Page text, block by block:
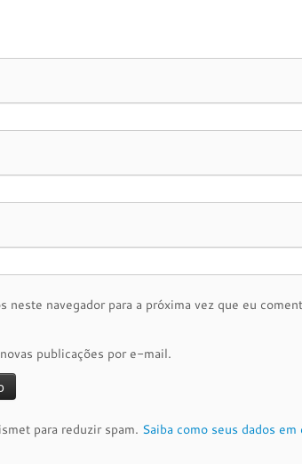
neste navegador para a próxima vez que eu
publicações por e-mail.
para reduzir spam. Saiba como seus dados